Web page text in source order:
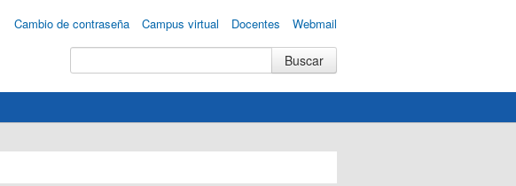
Cambio de contraseña Campus virtual Docentes Webmail